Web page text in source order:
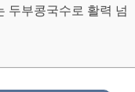
두부콩국수로 활력 넘